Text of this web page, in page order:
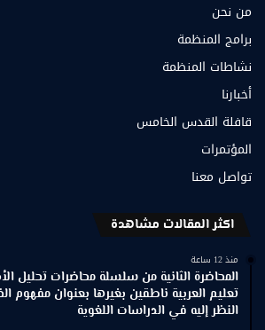
من نحن
برامج المنظمة
نشاطات المنظمة
أخبارنا
قافلة القدس الخامس
المؤتمرات
تواصل معنا
اكثر المقالات مشاهدة
منذ 12 ساعة
المحاضرة الثانية من سلسلة محاضرات تحليل
تعليم العربية ناطقين بغيرها بعنوان مفهوم
النظر إليه في الدراسات اللغوية